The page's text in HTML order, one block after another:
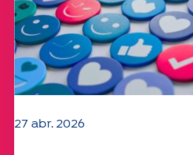
27 abr. 2026